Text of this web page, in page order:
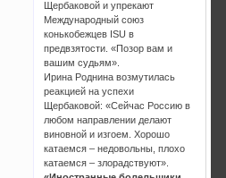
Щербаковой и упрекают
Международный союз
конькобежцев ISU в
предвзятости. «Позор вам и
вашим судьям».
Ирина Роднина возмутилась
реакцией на успехи
Щербаковой: «Сейчас Россию в
любом направлении делают
виновной и изгоем. Хорошо
катаемся – недовольны, плохо
катаемся – злорадствуют».